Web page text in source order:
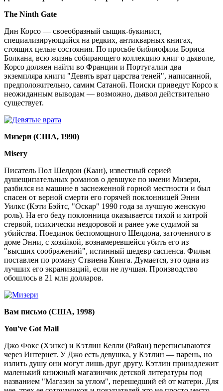
The Ninth Gate
Дин Корсо — своеобразный сыщик-букинист,
специализирующийся на редких, антикварных книгах,
стоящих целые состояния. По просьбе библиофила Бориса
Болкана, всю жизнь собирающего коллекцию книг о дьяволе,
Корсо должен найти во Франции и Португалии два
экземпляра книги "Девять врат царства теней", написанной,
предположительно, самим Сатаной. Поиски приведут Корсо к
неожиданным выводам — возможно, дьявол действительно
существует.
Мизери (США, 1990)
Misery
Писатель Пол Шелдон (Каан), известный серией
душещипательных романов о девшуке по имени Мизери,
разбился на машине в заснеженной горной местности и был
спасен от верной смерти его горячей поклонницей Энни
Уилкс (Кэти Бэйтс, "Оскар" 1990 года за лучшую женскую
роль). На его беду поклонница оказывается тихой и хитрой
стервой, психически нездоровой и ранее уже судимой за
убийства. Поединок беспомощного Шелдона, заточенного в
доме Энни, с хозяйкой, вознамеревшейся убить его из
"высших соображений", истинный шедевр саспенса. Фильм
поставлен по роману Ствиена Кинга. Думается, это одна из
лучших его экранизаций, если не лучшая. Производство
обошлось в 21 млн долларов.
Вам письмо (США, 1998)
You've Got Mail
Джо Фокс (Хэнкс) и Кэтлин Келли (Райан) переписываются
через Интернет. У Джо есть девушка, у Кэтлин — парень, но
излить душу они могут лишь друг другу. Кэтлин принадлежит
маленький книжный магазинчик детской литературы под
названием "Магазин за углом", перешедший ей от матери. Для